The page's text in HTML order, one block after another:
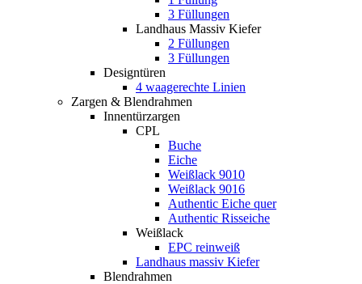
3 Füllungen
Landhaus Massiv Kiefer
2 Füllungen
3 Füllungen
Designtüren
4 waagerechte Linien
Zargen & Blendrahmen
Innentürzargen
CPL
Buche
Eiche
Weißlack 9010
Weißlack 9016
Authentic Eiche quer
Authentic Risseiche
Weißlack
EPC reinweiß
Landhaus massiv Kiefer
Blendrahmen